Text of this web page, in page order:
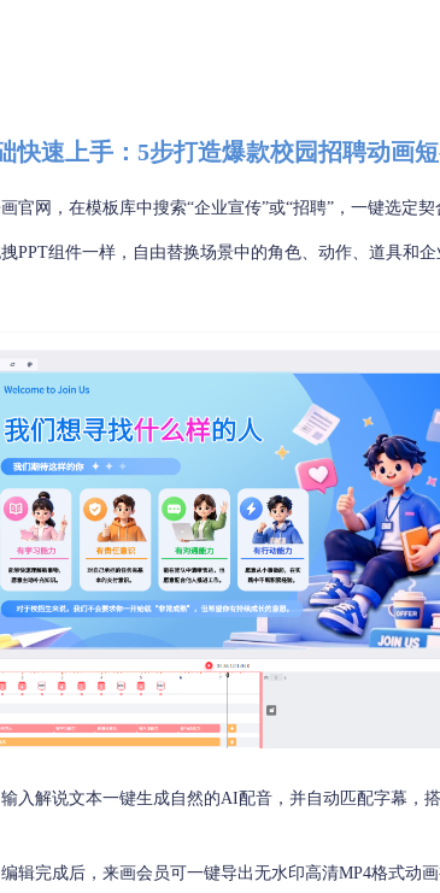
快速上手：5步打造爆款校园招聘动画
画官网，在模板库中搜索“企业宣传”或“招聘”，一键选定契
拽PPT组件一样，自由替换场景中的角色、动作、道具和
入解说文本一键生成自然的AI配音，并自动匹配字幕，
编辑完成后，来画会员可一键导出无水印高清MP4格式动